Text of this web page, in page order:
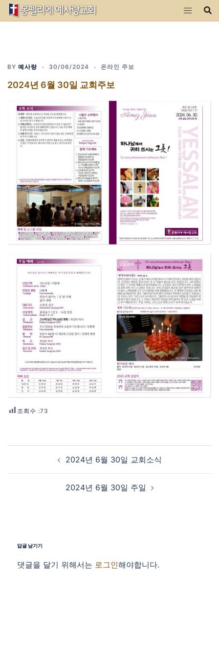
Skip
BY 예사랑 30/06/2024 온라인 주보
2024년 6월 30일 교회주보
조회수 :73
Post navigation
2024년 6월 30일 교회소식
2024년 6월 30일 주일
답글 남기기
댓글을 달기 위해서는 로그인해야합니다.